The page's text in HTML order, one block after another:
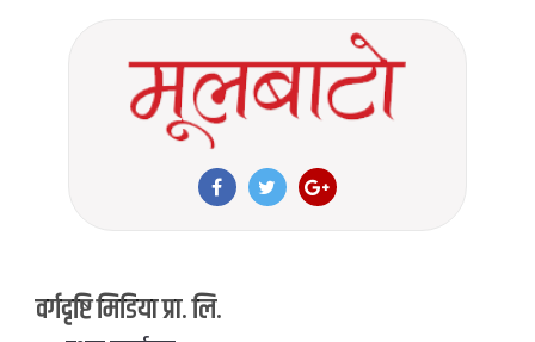
वर्गदृष्टि मिडिया प्रा. लि.